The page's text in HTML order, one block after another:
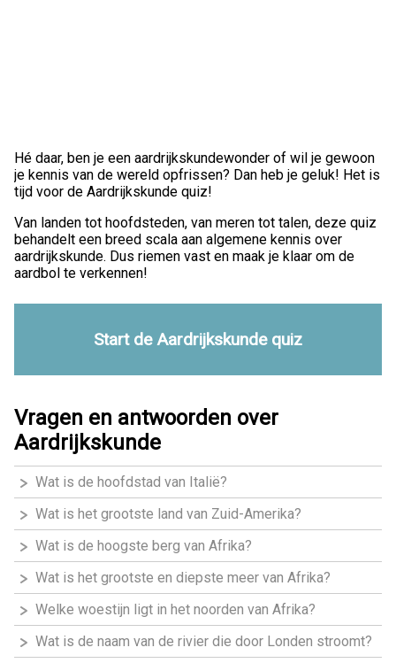
Hé daar, ben je een aardrijkskundewonder of wil je gewoon
je kennis van de wereld opfrissen? Dan heb je geluk! Het is
tijd voor de Aardrijkskunde quiz!
Van landen tot hoofdsteden, van meren tot talen, deze quiz
behandelt een breed scala aan algemene kennis over
aardrijkskunde. Dus riemen vast en maak je klaar om de
aardbol te verkennen!
Start de Aardrijkskunde quiz
Vragen en antwoorden over
Aardrijkskunde
Wat is de hoofdstad van Italië?
Wat is het grootste land van Zuid-Amerika?
Wat is de hoogste berg van Afrika?
Wat is het grootste en diepste meer van Afrika?
Welke woestijn ligt in het noorden van Afrika?
Wat is de naam van de rivier die door Londen stroomt?